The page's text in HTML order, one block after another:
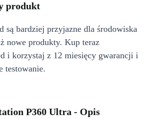
produkt
są bardziej przyjazne dla środowiska
nowe produkty. Kup teraz
i korzystaj z 12 miesięcy gwarancji i
testowanie.
P360 Ultra - Opis